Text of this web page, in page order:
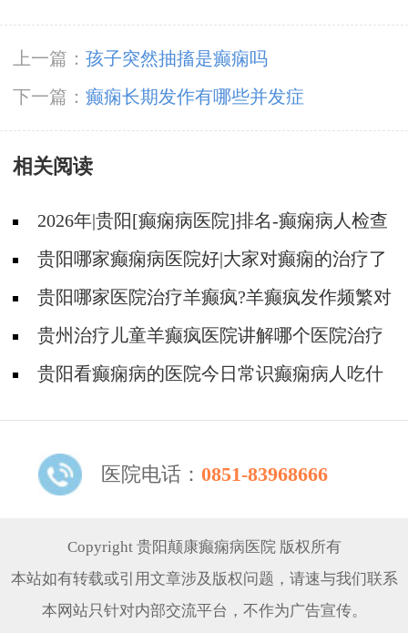
上一篇： 孩子突然抽搐是癫痫吗
下一篇： 癫痫长期发作有哪些并发症
相关阅读
2026年|贵阳[癫痫病医院]排名-癫痫病人检查
对身体有影响吗?
贵阳哪家癫痫病医院好|大家对癫痫的治疗了
解吗?贵阳哪家医院治疗羊癫疯?羊癫疯发作频繁对
身体有什么危害?
贵州治疗儿童羊癫疯医院讲解哪个医院治疗
羊儿疯好?
贵阳看癫痫病的医院今日常识癫痫病人吃什
医院电话： 0851-83968666
Copyright 贵阳颠康癫痫病医院 版权所有
本站如有转载或引用文章涉及版权问题，请速与我们联系
本网站只针对内部交流平台，不作为广告宣传。